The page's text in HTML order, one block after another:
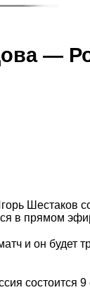
—
Шестаков
в прямом
и он будет
состоится